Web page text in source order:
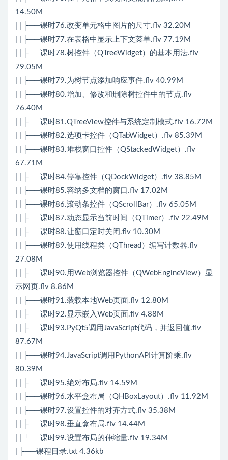
14.50M
| | ├──课时76.改变单元格中图片的尺寸.flv 32.20M
| | ├──课时77.在表格中显示上下文菜单.flv 77.19M
| | ├──课时78.树控件（QTreeWidget）的基本用法.flv
79.05M
| | ├──课时79.为树节点添加响应事件.flv 40.99M
| | ├──课时80.增加、修改和删除树控件中的节点.flv
76.40M
| | ├──课时81.QTreeView控件与系统定制模式.flv 16.72M
| | ├──课时82.选项卡控件（QTabWidget）.flv 85.39M
| | ├──课时83.堆栈窗口控件（QStackedWidget）.flv
67.71M
| | ├──课时84.停靠控件（QDockWidget）.flv 38.85M
| | ├──课时85.容纳多文档的窗口.flv 17.02M
| | ├──课时86.滚动条控件（QScrollBar）.flv 65.05M
| | ├──课时87.动态显示当前时间（QTimer）.flv 22.49M
| | ├──课时88.让窗口定时关闭.flv 10.30M
| | ├──课时89.使用线程类（QThread）编写计数器.flv
27.08M
| | ├──课时90.用Web浏览器控件（QWebEngineView）显
示网页.flv 8.86M
| | ├──课时91.装载本地Web页面.flv 12.80M
| | ├──课时92.显示嵌入Web页面.flv 4.88M
| | ├──课时93.PyQt5调用JavaScript代码，并返回值.flv
87.67M
| | ├──课时94.JavaScript调用PythonAPI计算阶乘.flv
80.39M
| | ├──课时95.绝对布局.flv 14.59M
| | ├──课时96.水平盒布局（QHBoxLayout）.flv 11.92M
| | ├──课时97.设置控件的对齐方式.flv 35.38M
| | ├──课时98.垂直盒布局.flv 14.44M
| | └──课时99.设置布局的伸缩量.flv 19.34M
| ├──课程目录.txt 4.36kb